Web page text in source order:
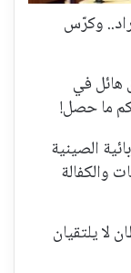
وكرّس
هائل في
ما حصل!
الصينية
والكفالة
لا يلتقيان